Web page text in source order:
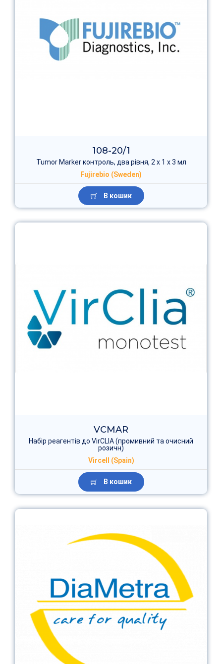
108-20/1
Tumor Marker контроль, два рівня, 2 х 1 x 3 мл
Fujirebio (Sweden)
В кошик
VCMAR
Набір реагентів до VirCLIA (промивний та очисний
розичн)
Vircell (Spain)
В кошик